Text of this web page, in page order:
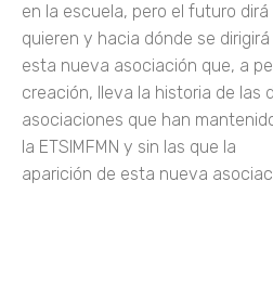
en la escuela, pero el futuro
quieren y hacia dónde se dirigirá
esta nueva asociación que, a
creación, lleva la historia de las
asociaciones que han
la ETSIMFMN y sin las que la
aparición de esta nueva